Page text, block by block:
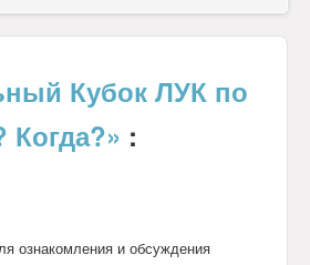
Кубок ЛУК по
Когда?» :
ознакомления и обсуждения